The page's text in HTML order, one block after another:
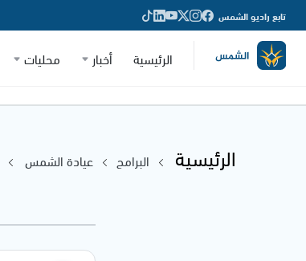
تابع راديو الشمس
الرئيسية أخبار محليات
الرئيسية البرامج عيادة الشمس